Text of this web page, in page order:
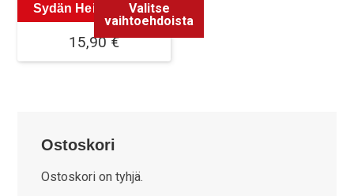
Sydän Heijastinpipo
15,90€
Valitse
vaihtoehdoista
muunnelma.
Voit
Ostoskori
Ostoskori on tyhjä.